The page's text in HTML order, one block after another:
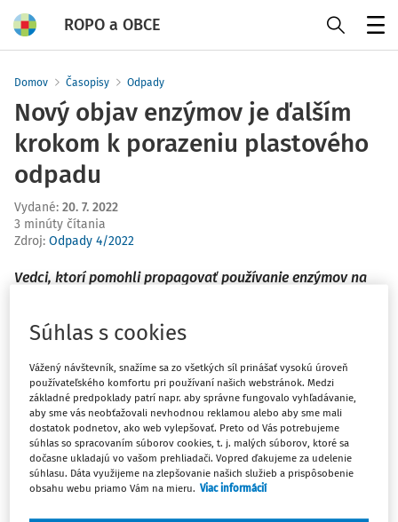
ROPO a OBCE
Domov Časopisy Odpady
Nový objav enzýmov je ďalším
krokom k porazeniu plastového
odpadu
Vydané: 20. 7. 2022
3 minúty čítania
Zdroj: Odpady 4/2022
Vedci, ktorí pomohli propagovať používanie enzýmov na
prírodných riešení globálnej plastovej krízy.
Charakterizovali enzým, ktorý má pozoruhodnú schopnosť
pomôcť rozložiť tereftalát (TPA), jeden z chemických
stavebných kameňov polyetyléntereftalátu (PET) plastu,
ktorý sa používa na výrobu jednorazových fliaš na nápoje,
odevov a kobercov.
Výskum, ktorý je publikovaný v
Súhlas s cookies
Vážený návštevník, snažíme sa zo všetkých síl prinášať vysokú úroveň
používateľského komfortu pri používaní našich webstránok. Medzi
základné predpoklady patrí napr. aby správne fungovalo vyhľadávanie,
aby sme vás neobťažovali nevhodnou reklamou alebo aby sme mali
dostatok podnetov, ako web vylepšovať. Preto od Vás potrebujeme
súhlas so spracovaním súborov cookies, t. j. malých súborov, ktoré sa
dočasne ukladajú vo vašom prehliadači. Vopred ďakujeme za udelenie
súhlasu. Dáta využijeme na zlepšovanie našich služieb a prispôsobenie
obsahu webu priamo Vám na mieru. Viac informácií